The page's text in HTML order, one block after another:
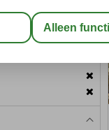
Reisgezelschap